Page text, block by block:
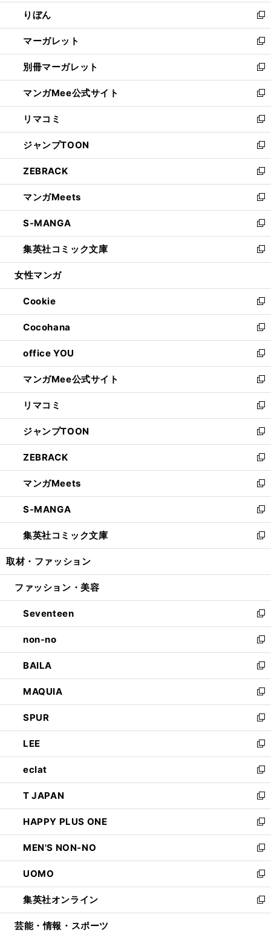
く
ウ
で
開
く
ン
ド
ウ
で
開
く
ウ
ィ
ン
ド
ウ
で
開
く
りぼん
新
し
い
ウ
ィ
ン
ド
ウ
で
開
く
マーガレット
新
し
い
ウ
ィ
ン
ド
ウ
で
開
く
別冊マーガレット
新
し
い
ウ
ィ
ン
ド
ウ
で
開
く
マンガMee公式サイト
新
し
い
ウ
ィ
ン
ド
ウ
で
開
く
リマコミ
新
し
い
ウ
ィ
ン
ド
ウ
で
開
く
ジャンプTOON
新
し
い
ウ
ィ
ン
ド
ウ
で
開
ZEBRACK
新
し
い
ウ
ィ
ン
ド
ウ
開
く
マンガMeets
新
し
い
ウ
ィ
ン
ウ
で
開
く
S-MANGA
新
し
い
ウ
ン
ド
ウ
で
開
く
集英社コミック文庫
新
し
ウ
ィ
ン
ド
ウ
で
開
く
女性マンガ
Cookie
新
し
い
ウ
ィ
ン
ド
ウ
で
開
く
Cocohana
新
し
い
ウ
ィ
ン
ド
ウ
で
開
く
office YOU
新
し
い
ウ
ィ
ン
ド
ウ
で
開
く
マンガMee公式サイト
新
し
い
ウ
ィ
ン
ド
ウ
で
開
く
リマコミ
新
し
い
ウ
ィ
ン
ド
ウ
で
開
く
ジャンプTOON
新
し
い
ウ
ィ
ン
ド
ウ
で
開
ZEBRACK
新
し
い
ウ
ィ
ン
ド
ウ
開
マンガMeets
新
し
い
ウ
ィ
ン
ウ
開
く
S-MANGA
新
し
い
ウ
ン
ウ
で
開
く
集英社コミック文庫
新
し
ウ
ン
ド
ウ
で
開
く
取材・ファッション
ファッション・美容
Seventeen
新
し
い
ウ
ィ
ン
ド
ウ
で
開
く
non-no
新
し
い
ウ
ィ
ン
ド
ウ
で
開
く
BAILA
新
し
い
ウ
ィ
ン
ド
ウ
で
開
く
MAQUIA
新
し
い
ウ
ィ
ン
ド
ウ
で
開
く
SPUR
新
し
い
ウ
ィ
ン
ド
ウ
で
開
く
LEE
新
し
い
ウ
ィ
ン
ド
ウ
で
開
く
eclat
新
し
い
ウ
ィ
ン
ド
ウ
で
開
く
T JAPAN
新
し
い
ウ
ィ
ン
ド
ウ
で
開
HAPPY PLUS ONE
新
し
い
ウ
ィ
ン
ド
ウ
MEN'S NON-NO
新
し
い
ウ
ィ
ン
UOMO
新
し
い
ウ
集英社オンライン
新
し
芸能・情報・スポーツ